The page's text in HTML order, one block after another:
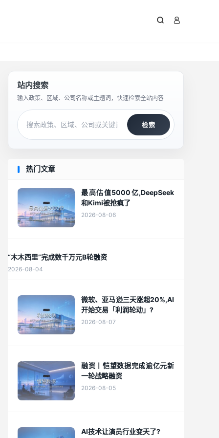
 
站内搜索
输入政策、区域、公司名称或主题词，快速检索全站内容
检索
热门文章
最高估值5000亿,DeepSeek
和Kimi被抢疯了
2026-08-06
“木木西里”完成数千万元B轮融资
2026-08-04
微软、亚马逊三天涨超20%,AI
开始交易「利润轮动」?
2026-08-07
融资丨恺望数据完成逾亿元新
一轮战略融资
2026-08-05
AI技术让演员行业变天了?